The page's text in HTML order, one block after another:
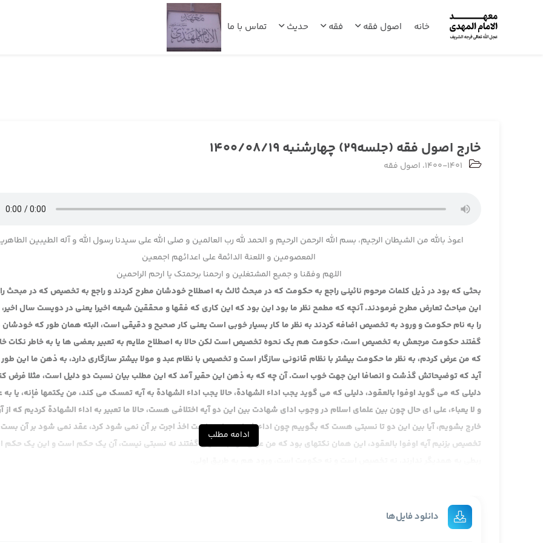
خانه اصول فقه فقه حدیث تماس با ما
خارج اصول فقه (جلسه29) چهارشنبه 1400/08/19
1400-1401، اصول فقه
اعوذ بالله من الشیطان الرجیم، بسم الله الرحمن الرحیم و الحمد لله رب العالمین و صلی الله علی سیدنا رسول الله و آله الطیبین
المعصومین و اللعنة الدائمة علی اعدائهم اجمعین
اللهم وفقنا و جمیع المشتغلین و ارحمنا برحمتک یا ارحم الراحمین
بحثی که بود در ذیل کلمات مرحوم نائینی راجع به حکومت که در مبحث ثالث به اصطلاح خودشان مطرح کردند و راجع به تخصیص که در مبحث
این مباحث تعارض مطرح فرمودند. آنچه که مطمح نظر ما بود این بود که این کاری که فقها و محققین شیعه اخیرا یعنی در دویست سال
را به نام حکومت و ورود به تخصیص اضافه کردند به نظر ما کار بسیار خوبی است یعنی کار صحیح و دقیقی است، البته همان طور که
گفتند حکومت مرجعش به تخصیص است، حکومت هم یک نحوه تخصیص است لکن حالا به اصطلاح ملایم به تعبیر بعضی ها یا به خاطر نکات
که من عرض کردم، به نظر ما حکومت بیشتر با نظام قانونی سازگار است و تخصیص با نظام عبد و مولا بیشتر سازگاری دارد، به ذهن ما این
آید که توضیحاتش گذشت و انصافا این جهت خوب است. آن چه که به ذهن این حقیر آمد که این مطلب بیان نسبت دو دلیل است، مثلا فرض
دلیلی که می گوید اوفوا بالعقود، دلیلی که می گوید یجب اداء الشهادة، حالا یجب اداء الشهادة به آیه تمسک می کند، من یکتمها فإنه، یا
و لا یعباء، علی ای حال چون بین علمای اسلام در وجوب ادای شهادت بین این دو آیه اختلافی هست، حالا ما تعبیر به اداء الشهادة کردیم که از
خارج بشویم، آیا بین این دو تا نسبتی هست که بگوییم چون اداء شهادت واجب است اخذ اجرت بر آن نمی شود کرد، عقد نمی شود بر آن
تخصیص بزنیم آیه اوفوا بالعقود، این همان نکته­ای بود که من عرض کردم، آقایان گفتند نه نسبتی نیست، آن یک حکم است و این یک حکم
انجام بدهد، اصلا معنای وجوب از نظر قانونی در خود معنای وجوب خوابیده مجانیت، حالا این که این مطلب را باید اثبات بکند آن بحث دیگری
پس اگر در وجوب، مجانیت خوابیده با آیه اوفوا بالعقود درست نمی شود، ما آمدیم گفتیم این یک نحوه دیگر از بیان نسبت بین دو تا دلیل
ادامه مطلب
دانلود فایل‌ها